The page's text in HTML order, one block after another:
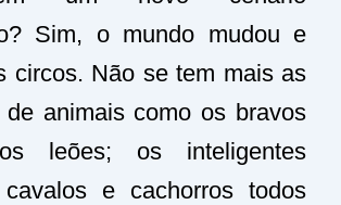
Sim, o mundo mudou e
circos. Não se tem mais as
de animais como os bravos
leões; os inteligentes
cavalos e cachorros todos